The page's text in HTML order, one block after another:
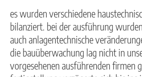
es wurden verschiedene
bilanziert. bei der ausführung
auch anlagentechnische
die bauüberwachung lag nicht in
vorgesehenen ausführenden firmen